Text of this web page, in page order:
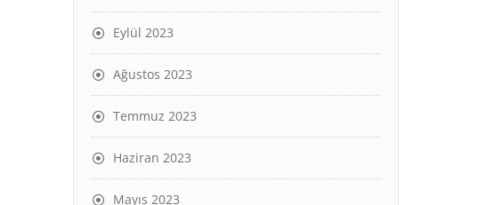
Eylül 2023
Ağustos 2023
Temmuz 2023
Haziran 2023
Mayıs 2023